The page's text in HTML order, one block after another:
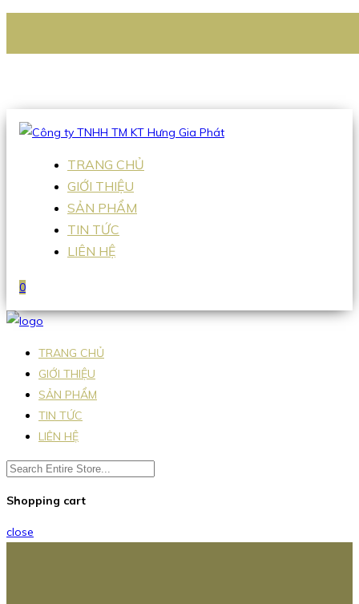
Hotline:0938 336 079
TRANG CHỦ
GIỚI THIỆU
SẢN PHẨM
TIN TỨC
LIÊN HỆ
0
TRANG CHỦ
GIỚI THIỆU
SẢN PHẨM
TIN TỨC
LIÊN HỆ
Shopping cart
close